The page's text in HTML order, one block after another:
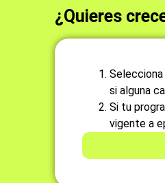
¿Quieres
si alguna
Si tu
vigente a